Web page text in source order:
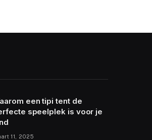
een tipi tent de
speelplek is voor je
11, 2025